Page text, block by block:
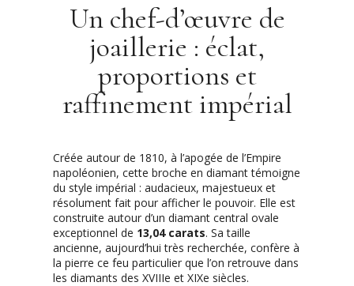
Un chef-d’œuvre de
joaillerie : éclat,
proportions et
raffinement impérial
Créée autour de 1810, à l’apogée de l’Empire
napoléonien, cette broche en diamant témoigne
du style impérial : audacieux, majestueux et
résolument fait pour afficher le pouvoir. Elle est
construite autour d’un diamant central ovale
exceptionnel de 13,04 carats. Sa taille
ancienne, aujourd’hui très recherchée, confère à
la pierre ce feu particulier que l’on retrouve dans
les diamants des XVIIIe et XIXe siècles.